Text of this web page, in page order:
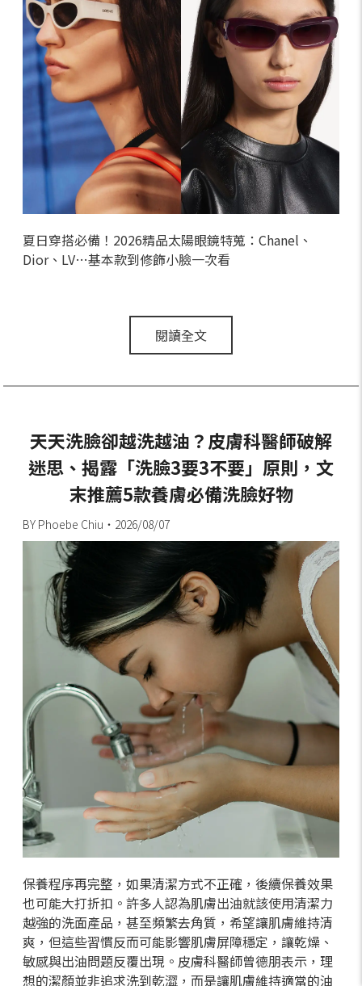
夏日穿搭必備！2026精品太陽眼鏡特蒐：Chanel、
Dior、LV…基本款到修飾小臉一次看
閱讀全文
天天洗臉卻越洗越油？皮膚科醫師破解
迷思、揭露「洗臉3要3不要」原則，文
末推薦5款養膚必備洗臉好物
BY Phoebe Chiu・2026/08/07
保養程序再完整，如果清潔方式不正確，後續保養效果
也可能大打折扣。許多人認為肌膚出油就該使用清潔力
越強的洗面產品，甚至頻繁去角質，希望讓肌膚維持清
爽，但這些習慣反而可能影響肌膚屏障穩定，讓乾燥、
敏感與出油問題反覆出現。皮膚科醫師曾德朋表示，理
想的潔顏並非追求洗到乾澀，而是讓肌膚維持適當的油